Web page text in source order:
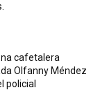
cafetalera
Olfanny Méndez
policial